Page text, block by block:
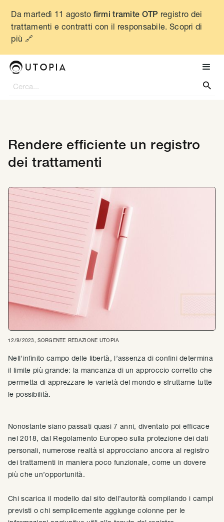
Da martedì 11 agosto firmi tramite OTP registro dei
trattamenti e contratti con il responsabile. Scopri di
più 🔗

Rendere efficiente un registro
dei trattamenti
12/9/2023, SORGENTE REDAZIONE UTOPIA
Nell’infinito campo delle libertà, l’assenza di confini determina
il limite più grande: la mancanza di un approccio corretto che
permetta di apprezzare le varietà del mondo e sfruttarne tutte
le possibilità.
Nonostante siano passati quasi 7 anni, diventato poi efficace
nel 2018, dal Regolamento Europeo sulla protezione dei dati
personali, numerose realtà si approcciano ancora al registro
dei trattamenti in maniera poco funzionale, come un dovere
più che un’opportunità.
Chi scarica il modello dal sito dell’autorità compilando i campi
previsti o chi semplicemente aggiunge colonne per le